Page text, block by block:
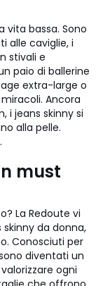
vita bassa. Sono
alle caviglie, i
stivali e
paio di ballerine
extra-large o
Ancora
i jeans skinny si
alla pelle.
must
La Redoute vi
da donna,
Conosciuti per
diventati un
ogni